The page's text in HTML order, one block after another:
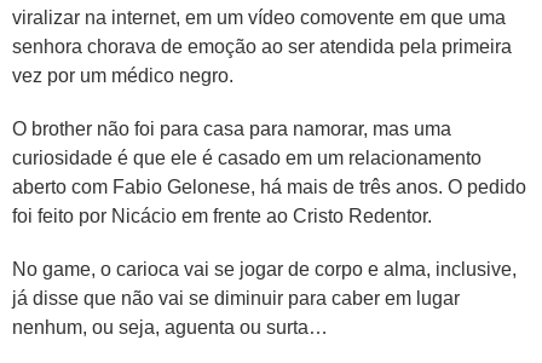
viralizar na internet, em um vídeo comovente em que uma
senhora chorava de emoção ao ser atendida pela primeira
vez por um médico negro.
O brother não foi para casa para namorar, mas uma
curiosidade é que ele é casado em um relacionamento
aberto com Fabio Gelonese, há mais de três anos. O pedido
foi feito por Nicácio em frente ao Cristo Redentor.
No game, o carioca vai se jogar de corpo e alma, inclusive,
já disse que não vai se diminuir para caber em lugar
nenhum, ou seja, aguenta ou surta…